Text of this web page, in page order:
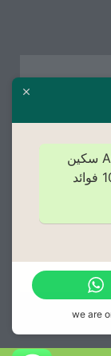
Any questions related to سكين
بوستر مع د. نجلاء الزغبي 10 فوائد